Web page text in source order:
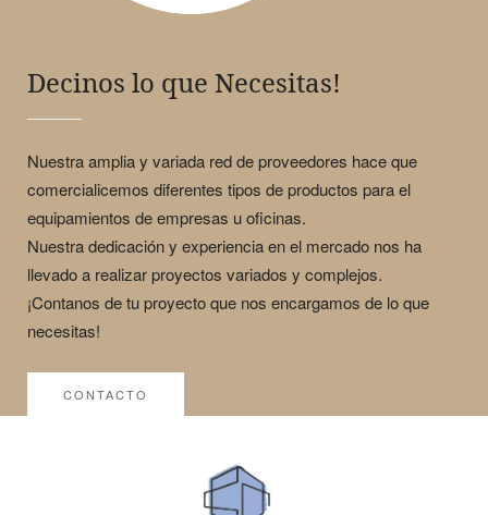
Decinos lo que Necesitas!
Nuestra amplia y variada red de proveedores hace que
comercialicemos diferentes tipos de productos para el
equipamientos de empresas u oficinas.
Nuestra dedicación y experiencia en el mercado nos ha
llevado a realizar proyectos variados y complejos.
¡Contanos de tu proyecto que nos encargamos de lo que
necesitas!
CONTACTO